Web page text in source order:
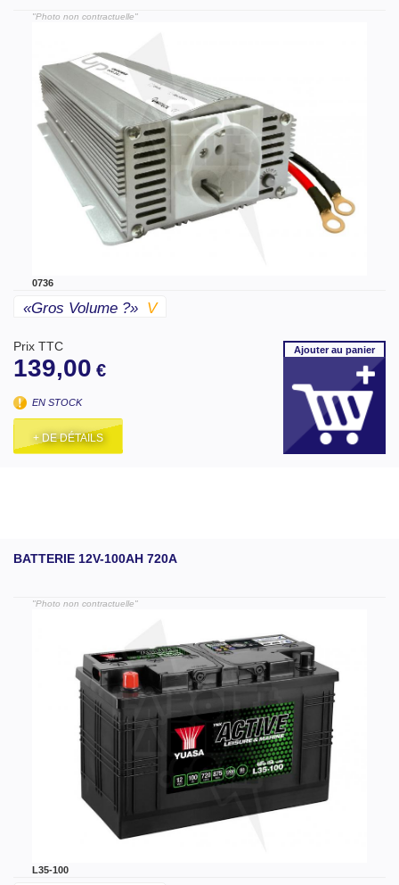
"Photo non contractuelle"
0736
«gros Volume ?» V
Prix TTC
139,00 €
EN STOCK
+ DE DÉTAILS
Ajouterau panier
BATTERIE 12V-100AH 720A
"Photo non contractuelle"
L35-100